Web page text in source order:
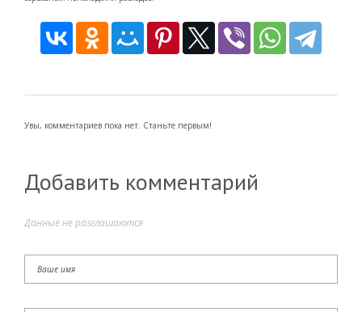
Увы, комментариев пока нет. Станьте первым!
Добавить комментарий
Данные не разглашаются